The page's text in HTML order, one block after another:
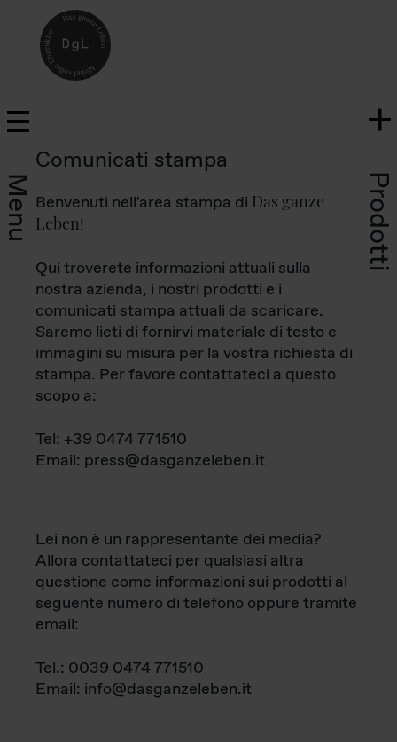
Menu Prodotti
Comunicati stampa
Benvenuti nell'area stampa di Das ganze
Leben!
Qui troverete informazioni attuali sulla
nostra azienda, i nostri prodotti e i
comunicati stampa attuali da scaricare.
Saremo lieti di fornirvi materiale di testo e
immagini su misura per la vostra richiesta di
stampa. Per favore contattateci a questo
scopo a:
Tel: +39 0474 771510
Email: press@dasganzeleben.it
Lei non è un rappresentante dei media?
Allora contattateci per qualsiasi altra
questione come informazioni sui prodotti al
seguente numero di telefono oppure tramite
email:
Tel.: 0039 0474 771510
Email: info@dasganzeleben.it